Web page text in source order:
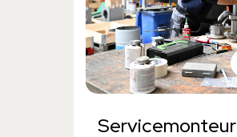
Servicemonteur